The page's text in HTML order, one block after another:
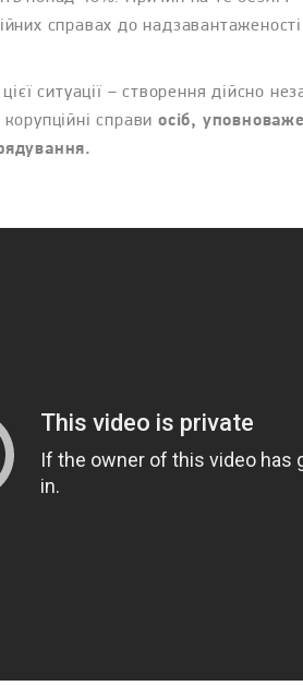
справах до
ситуації – створення дійсно
справиосіб,